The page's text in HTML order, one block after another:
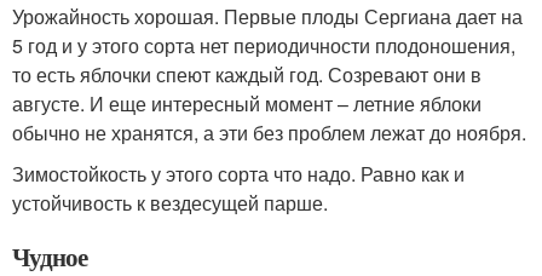
Урожайность хорошая. Первые плоды Сергиана дает на
5 год и у этого сорта нет периодичности плодоношения,
то есть яблочки спеют каждый год. Созревают они в
августе. И еще интересный момент – летние яблоки
обычно не хранятся, а эти без проблем лежат до ноября.
Зимостойкость у этого сорта что надо. Равно как и
устойчивость к вездесущей парше.
Чудное